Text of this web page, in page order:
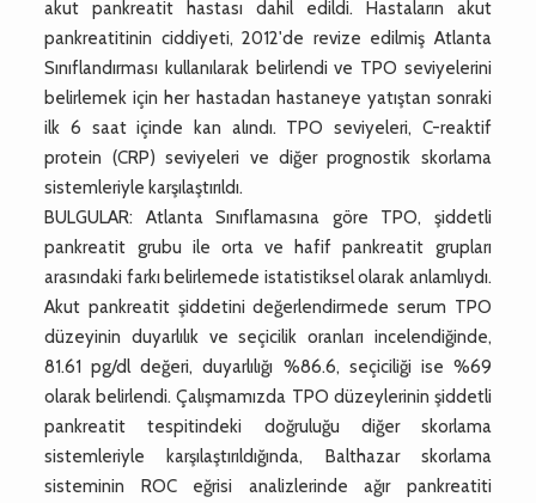
akut pankreatit hastası dahil edildi. Hastaların akut
pankreatitinin ciddiyeti, 2012'de revize edilmiş Atlanta
Sınıflandırması kullanılarak belirlendi ve TPO seviyelerini
belirlemek için her hastadan hastaneye yatıştan sonraki
ilk 6 saat içinde kan alındı. TPO seviyeleri, C-reaktif
protein (CRP) seviyeleri ve diğer prognostik skorlama
sistemleriyle karşılaştırıldı.
BULGULAR: Atlanta Sınıflamasına göre TPO, şiddetli
pankreatit grubu ile orta ve hafif pankreatit grupları
arasındaki farkı belirlemede istatistiksel olarak anlamlıydı.
Akut pankreatit şiddetini değerlendirmede serum TPO
düzeyinin duyarlılık ve seçicilik oranları incelendiğinde,
81.61 pg/dl değeri, duyarlılığı %86.6, seçiciliği ise %69
olarak belirlendi. Çalışmamızda TPO düzeylerinin şiddetli
pankreatit tespitindeki doğruluğu diğer skorlama
sistemleriyle karşılaştırıldığında, Balthazar skorlama
sisteminin ROC eğrisi analizlerinde ağır pankreatiti